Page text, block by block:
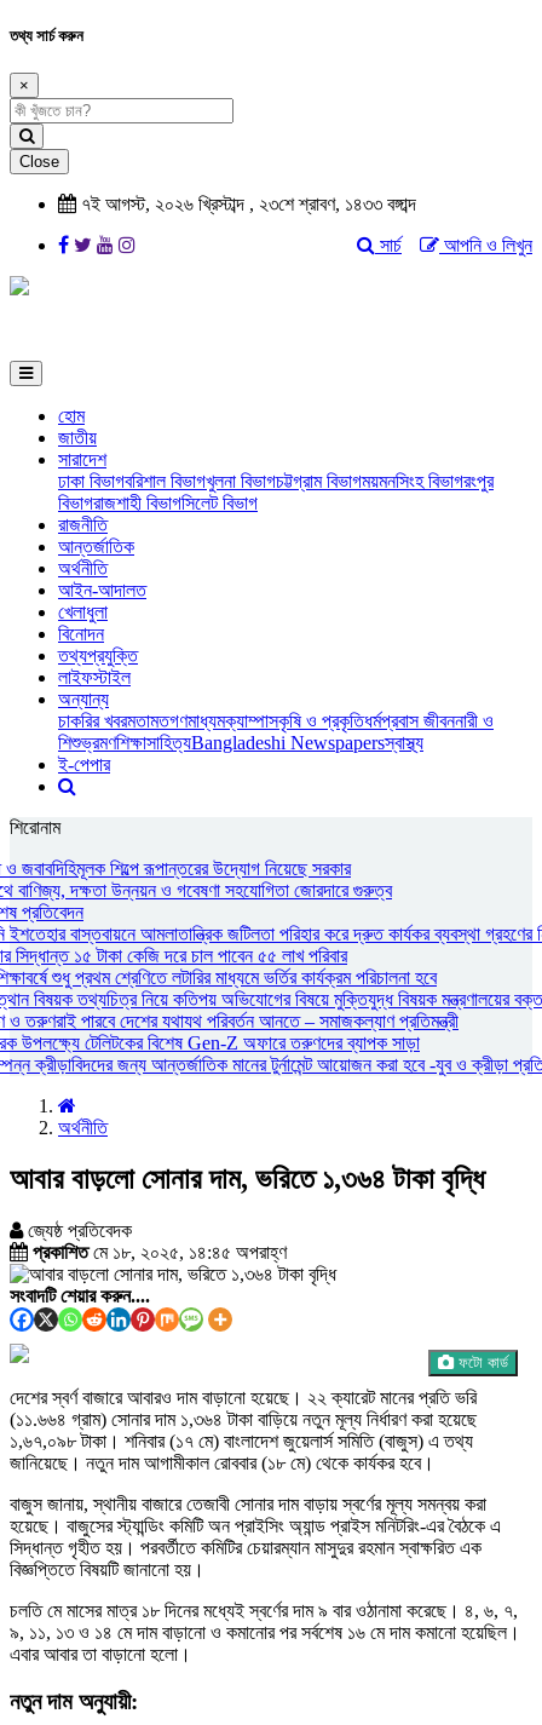
তথ্য সার্চ করুন
×
Close
৭ই আগস্ট, ২০২৬ খ্রিস্টাব্দ , ২৩শে শ্রাবণ, ১৪৩৩ বঙ্গাব্দ
আপনি ও লিখুন
সার্চ
হোম
জাতীয়
সারাদেশ
ঢাকা বিভাগবরিশাল বিভাগখুলনা বিভাগচট্টগ্রাম বিভাগময়মনসিংহ বিভাগরংপুর
বিভাগরাজশাহী বিভাগসিলেট বিভাগ
রাজনীতি
আন্তর্জাতিক
অর্থনীতি
আইন-আদালত
খেলাধুলা
বিনোদন
তথ্যপ্রযুক্তি
লাইফস্টাইল
অন্যান্য
চাকরির খবরমতামতগণমাধ্যমক্যাম্পাসকৃষি ও প্রকৃতিধর্মপ্রবাস জীবননারী ও
শিশুভ্রমণশিক্ষাসাহিত্যBangladeshi Newspapersস্বাস্থ্য
ই-পেপার
শিরোনাম
ও জবাবদিহিমূলক শিল্পে রূপান্তরের উদ্যোগ নিয়েছে সরকার
বাণিজ্য, দক্ষতা উন্নয়ন ও গবেষণা সহযোগিতা জোরদারে গুরুত্ব
প্রতিবেদন
ইশতেহার বাস্তবায়নে আমলাতান্ত্রিক জটিলতা পরিহার করে দ্রুত কার্যকর ব্যবস্থা গ্রহণের
১৫ টাকা কেজি দরে চাল পাবেন ৫৫ লাখ পরিবার
শুধু প্রথম শ্রেণিতে লটারির মাধ্যমে ভর্তির কার্যক্রম পরিচালনা হবে
বিষয়ক তথ্যচিত্র নিয়ে কতিপয় অভিযোগের বিষয়ে মুক্তিযুদ্ধ বিষয়ক মন্ত্রণালয়ের
পারবে দেশের যথাযথ পরিবর্তন আনতে – সমাজকল্যাণ প্রতিমন্ত্রী
উপলক্ষ্যে টেলিটকের বিশেষ Gen-Z অফারে তরুণদের ব্যাপক সাড়া
ক্রীড়াবিদদের জন্য আন্তর্জাতিক মানের টুর্নামেন্ট আয়োজন করা হবে -যুব ও ক্রীড়া
অর্থনীতি
আবার বাড়লো সোনার দাম, ভরিতে ১,৩৬৪ টাকা বৃদ্ধি
জ্যেষ্ঠ প্রতিবেদক
প্রকাশিতমে ১৮, ২০২৫, ১৪:৪৫ অপরাহ্ণ
ফটো কার্ড
সংবাদটি শেয়ার করুন....
দেশের স্বর্ণ বাজারে আবারও দাম বাড়ানো হয়েছে। ২২ ক্যারেট মানের প্রতি ভরি
(১১.৬৬৪ গ্রাম) সোনার দাম ১,৩৬৪ টাকা বাড়িয়ে নতুন মূল্য নির্ধারণ করা হয়েছে
১,৬৭,০৯৮ টাকা। শনিবার (১৭ মে) বাংলাদেশ জুয়েলার্স সমিতি (বাজুস) এ তথ্য
জানিয়েছে। নতুন দাম আগামীকাল রোববার (১৮ মে) থেকে কার্যকর হবে।
বাজুস জানায়, স্থানীয় বাজারে তেজাবী সোনার দাম বাড়ায় স্বর্ণের মূল্য সমন্বয় করা
হয়েছে। বাজুসের স্ট্যান্ডিং কমিটি অন প্রাইসিং অ্যান্ড প্রাইস মনিটরিং-এর বৈঠকে এ
সিদ্ধান্ত গৃহীত হয়। পরবর্তীতে কমিটির চেয়ারম্যান মাসুদুর রহমান স্বাক্ষরিত এক
বিজ্ঞপ্তিতে বিষয়টি জানানো হয়।
চলতি মে মাসের মাত্র ১৮ দিনের মধ্যেই স্বর্ণের দাম ৯ বার ওঠানামা করেছে। ৪, ৬, ৭,
৯, ১১, ১৩ ও ১৪ মে দাম বাড়ানো ও কমানোর পর সর্বশেষ ১৬ মে দাম কমানো হয়েছিল।
এবার আবার তা বাড়ানো হলো।
নতুন দাম অনুযায়ী: